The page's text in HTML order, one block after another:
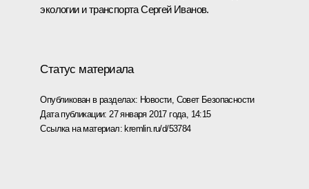
экологии и транспортаСергей Иванов.
Статус материала
Опубликован в разделах: Новости, Совет Безопасности
Дата публикации: 27 января 2017 года, 14:15
Ссылка на материал: kremlin.ru/d/53784